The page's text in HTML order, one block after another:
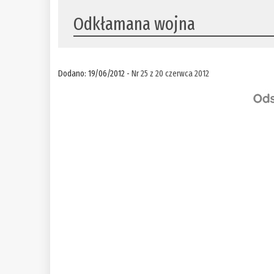
Odkłamana wojna
Dodano: 19/06/2012 -Nr 25 z 20 czerwca 2012